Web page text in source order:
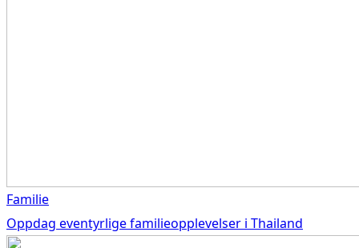
Familie
Oppdag eventyrlige familieopplevelser i Thailand